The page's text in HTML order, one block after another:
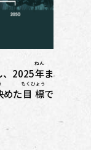
、2025年
ねん
ま
めた目標
もくひょう
で